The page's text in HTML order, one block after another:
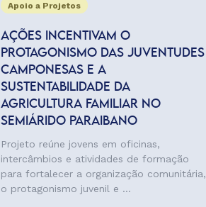
Apoio a Projetos
AÇÕES INCENTIVAM O
PROTAGONISMO DAS JUVENTUDES
CAMPONESAS E A
SUSTENTABILIDADE DA
AGRICULTURA FAMILIAR NO
SEMIÁRIDO PARAIBANO
Projeto reúne jovens em oficinas,
intercâmbios e atividades de formação
para fortalecer a organização comunitária,
o protagonismo juvenil e ...